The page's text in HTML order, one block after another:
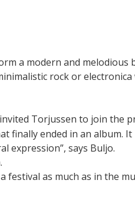
a modern and melodious
rock or
Torjussen to join the
finally ended in an album. It
expression”, says Buljo.
festival as much as in the